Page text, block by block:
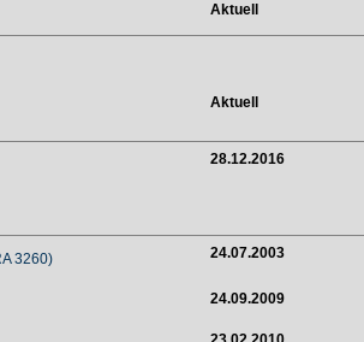
Aktuell
Aktuell
28.12.2016
3260) 24.07.2003
24.09.2009